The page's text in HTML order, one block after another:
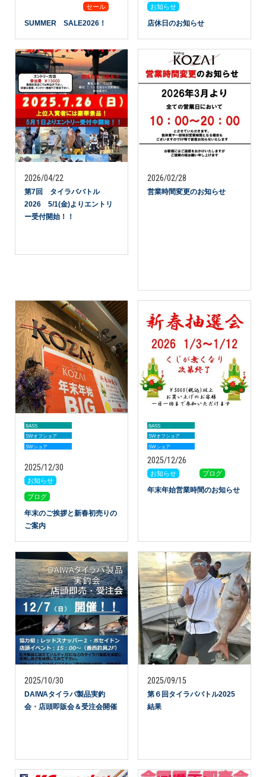
セール
SUMMER SALE2026！
お知らせ
店休日のお知らせ
2026/04/22
第7回 タイラババトル
2026 5/1(金)よりエントリ
ー受付開始！！
2026/02/28
営業時間変更のお知らせ
BASS
SWオフショア
SWショア
2025/12/30
お知らせ
ブログ
年末のご挨拶と新春初売りの
ご案内
BASS
SWオフショア
SWショア
2025/12/26
お知らせ ブログ
年末年始営業時間のお知らせ
2025/10/30
DAIWAタイラバ製品実釣
会・店頭即販会＆受注会開催
2025/09/15
第６回タイラババトル2025
結果